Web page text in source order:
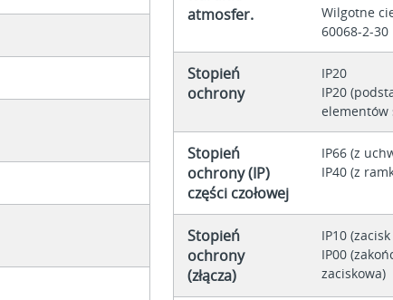
atmosfer.
Wilgotne
60068-2-30
Stopień
ochrony
IP20
IP20
elementów
Stopień
ochrony (IP)
części czołowej
IP66 (z
IP40 (z
Stopień
ochrony
(złącza)
IP10
IP00
zaciskowa)